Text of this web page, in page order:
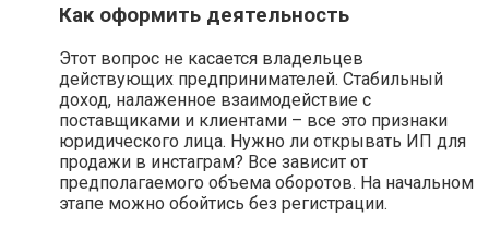
Как оформить деятельность
Этот вопрос не касается владельцев
действующих предпринимателей. Стабильный
доход, налаженное взаимодействие с
поставщиками и клиентами – все это признаки
юридического лица. Нужно ли открывать ИП для
продажи в инстаграм? Все зависит от
предполагаемого объема оборотов. На начальном
этапе можно обойтись без регистрации.